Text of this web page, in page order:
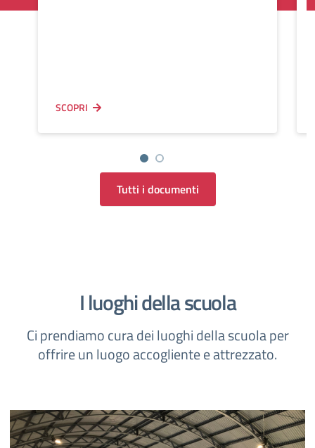
SCOPRI
Tutti i documenti
I luoghi della scuola
Ci prendiamo cura dei luoghi della scuola per
offrire un luogo accogliente e attrezzato.